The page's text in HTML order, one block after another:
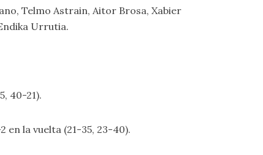
Telmo Astrain, Aitor Brosa, Xabier
Urrutia.
40-21).
en la vuelta (21-35, 23-40).